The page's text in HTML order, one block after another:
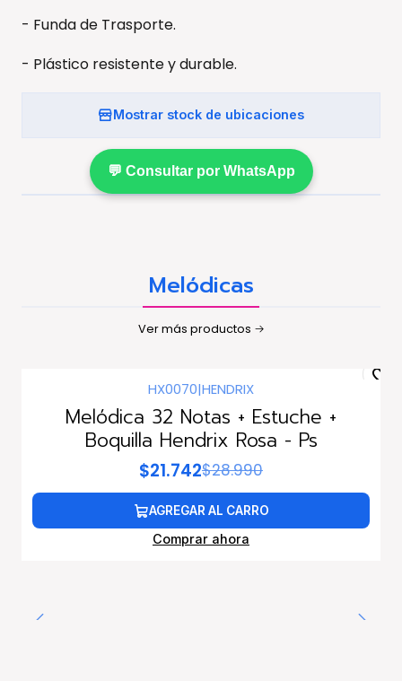
- Funda de Trasporte.
- Plástico resistente y durable.
Mostrar stock de ubicaciones
💬 Consultar por WhatsApp
Melódicas
Ver más productos
HX0070|HENDRIX
Melódica 32 Notas + Estuche +
Boquilla Hendrix Rosa - Ps
$21.742$28.990
AGREGAR AL CARRO
Comprar ahora